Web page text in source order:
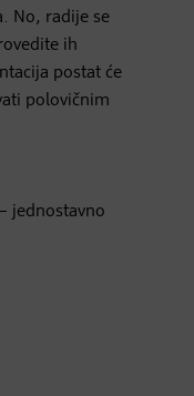
No, radije se
ih
postat će
polovičnim
jednostavno